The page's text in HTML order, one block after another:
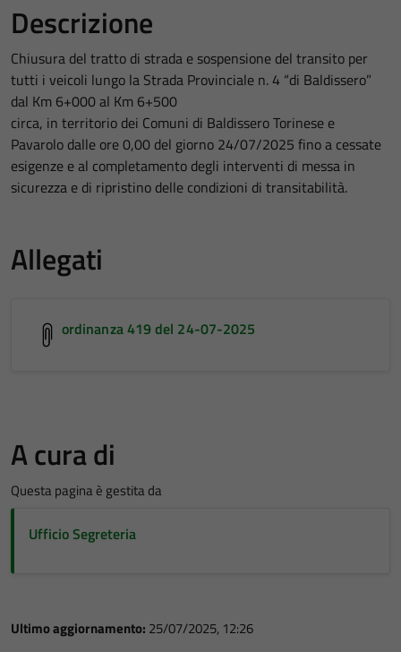
Descrizione
Chiusura del tratto di strada e sospensione del transito per
tutti i veicoli lungo la Strada Provinciale n. 4 “di Baldissero”
dal Km 6+000 al Km 6+500
circa, in territorio dei Comuni di Baldissero Torinese e
Pavarolo dalle ore 0,00 del giorno 24/07/2025 fino a cessate
esigenze e al completamento degli interventi di messa in
sicurezza e di ripristino delle condizioni di transitabilità.
Allegati
ordinanza 419 del 24-07-2025
A cura di
Questa pagina è gestita da
Ufficio Segreteria
Ultimo aggiornamento: 25/07/2025, 12:26